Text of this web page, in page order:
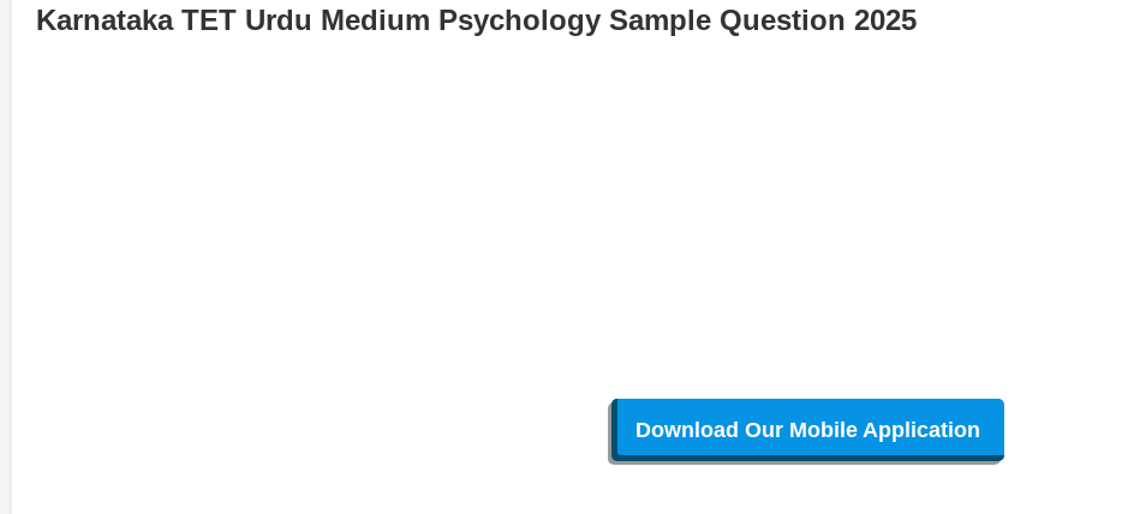
Karnataka TET Urdu Medium Psychology Sample Question 2025
Download Our Mobile Application